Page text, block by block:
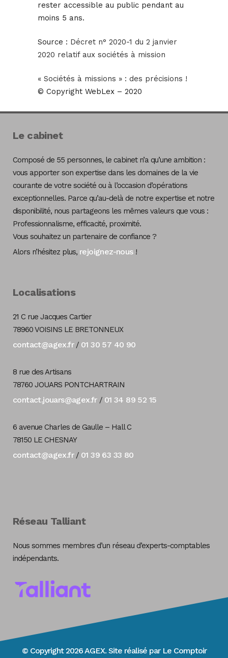
rester accessible au public pendant au
moins 5 ans.
Source : Décret n° 2020-1 du 2 janvier
2020 relatif aux sociétés à mission
« Sociétés à missions » : des précisions !
© Copyright WebLex – 2020
Le cabinet
Composé de 55 personnes, le cabinet n’a qu’une ambition :
vous apporter son expertise dans les domaines de la vie
courante de votre société ou à l’occasion d’opérations
exceptionnelles. Parce qu’au-delà de notre expertise et notre
disponibilité, nous partageons les mêmes valeurs que vous :
Professionnalisme, efficacité, proximité.
Vous souhaitez un partenaire de confiance ?
Alors n’hésitez plus, rejoignez-nous!
Localisations
21 C rue Jacques Cartier
78960 VOISINS LE BRETONNEUX
contact@agex.fr/ 01 30 57 40 90
8 rue des Artisans
78760 JOUARS PONTCHARTRAIN
contact.jouars@agex.fr/ 01 34 89 52 15
6 avenue Charles de Gaulle – Hall C
78150 LE CHESNAY
contact@agex.fr/ 01 39 63 33 80
Réseau Talliant
Nous sommes membres d’un réseau d’experts-comptables
indépendants.
© Copyright 2026 AGEX. Site réalisé par Le Comptoir